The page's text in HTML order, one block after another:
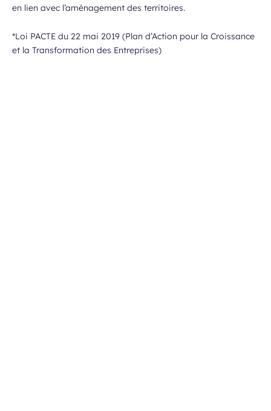
en lien avec l’aménagement des territoires.
*Loi PACTE du 22 mai 2019 (Plan d’Action pour la Croissance
et la Transformation des Entreprises)